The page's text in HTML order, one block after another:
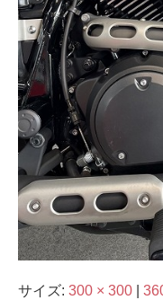
サイズ: 300 × 300